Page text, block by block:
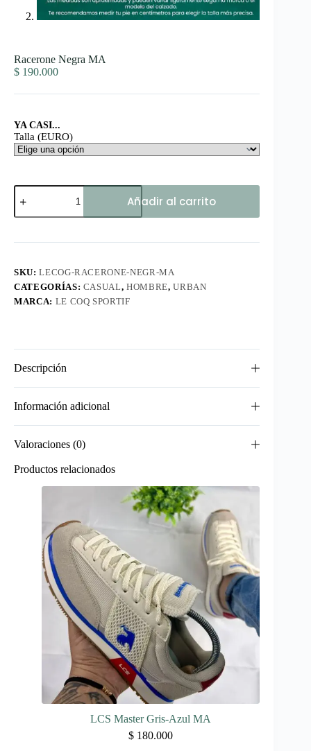
Racerone Negra MA
$ 190.000
YA CASI...
Talla (EURO)
Racerone
Negra
MA
Añadir al carrito
SKU:LECOG-RACERONE-NEGR-MA
CATEGORÍAS: CASUAL,HOMBRE,URBAN
MARCA: LE COQ SPORTIF
Descripción
Información adicional
Valoraciones (0)
Productos relacionados
LCS Master Gris-Azul MA
$ 180.000